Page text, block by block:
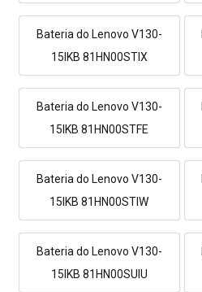
Bateria do Lenovo V130-
15IKB 81HN00STIX
Bateria do Lenovo V130-
15IKB 81HN00STFE
Bateria do Lenovo V130-
15IKB 81HN00STIW
Bateria do Lenovo V130-
15IKB 81HN00SUIU